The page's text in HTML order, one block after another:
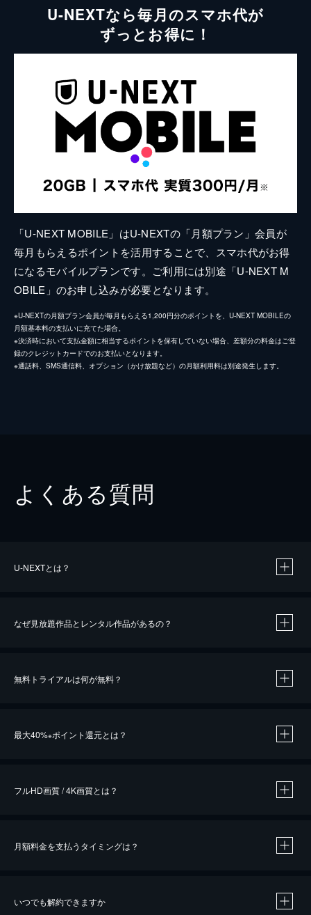
U-NEXTなら毎月のスマホ代が
ずっとお得に！
「U-NEXT MOBILE」はU-NEXTの「月額プラン」会員が
毎月もらえるポイントを活用することで、スマホ代がお得
になるモバイルプランです。ご利用には別途「U-NEXT M
OBILE」のお申し込みが必要となります。
※U-NEXTの月額プラン会員が毎月もらえる1,200円分のポイントを、U-NEXT MOBILEの
月額基本料の支払いに充てた場合。
※決済時において支払金額に相当するポイントを保有していない場合、差額分の料金はご登
録のクレジットカードでのお支払いとなります。
※通話料、SMS通信料、オプション（かけ放題など）の月額利用料は別途発生します。
よくある質問
U-NEXTとは？
なぜ見放題作品とレンタル作品があるの？
無料トライアルは何が無料？
最大40%※ポイント還元とは？
※40％ポイント還元の対象は、クレジットカード決済による作品の購入 / レンタルです。
フルHD画質 / 4K画質とは？
月額料金を支払うタイミングは？
いつでも解約できますか